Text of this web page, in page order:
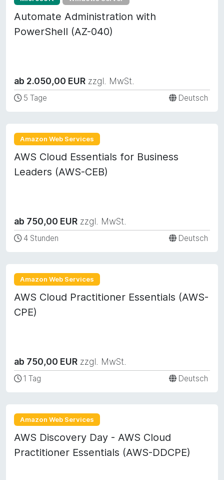
Automate Administration with
PowerShell (AZ-040)
ab 2.050,00 EUR zzgl. MwSt.
5 Tage Deutsch
Amazon Web Services
AWS Cloud Essentials for Business
Leaders (AWS-CEB)
ab 750,00 EUR zzgl. MwSt.
4 Stunden Deutsch
Amazon Web Services
AWS Cloud Practitioner Essentials (AWS-
CPE)
ab 750,00 EUR zzgl. MwSt.
1 Tag Deutsch
Amazon Web Services
AWS Discovery Day - AWS Cloud
Practitioner Essentials (AWS-DDCPE)